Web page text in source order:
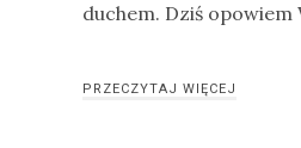
duchem. Dziś opowiem
PRZECZYTAJ WIĘCEJ